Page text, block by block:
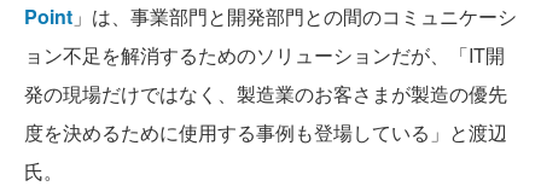
Point 」は、事業部門と開発部門との間のコミュニケーシ
ョン不足を解消するためのソリューションだが、「IT開
発の現場だけではなく、製造業のお客さまが製造の優先
度を決めるために使用する事例も登場している」と渡辺
氏。